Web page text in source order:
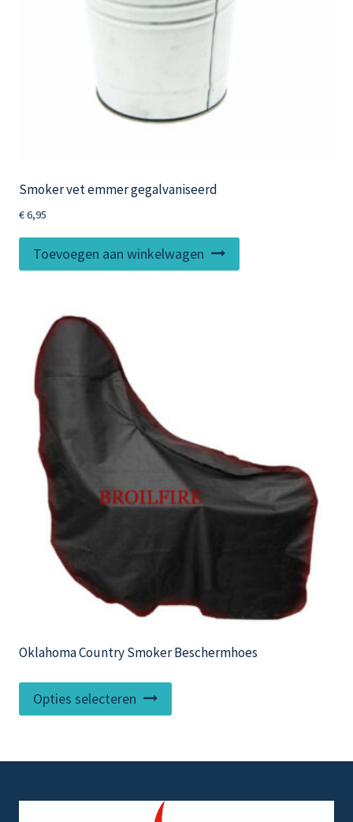
Smoker vet emmer gegalvaniseerd
€6,95
Toevoegen aan winkelwagen
Oklahoma Country Smoker Beschermhoes
Opties selecteren
product
Deze